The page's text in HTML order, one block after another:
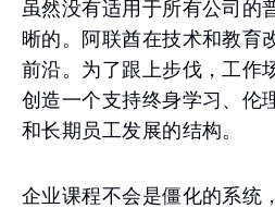
虽然没有适用于所有公司的
晰的。阿联酋在技术和教育
前沿。为了跟上步伐，工作
创造一个支持终身学习、伦
和长期员工发展的结构。
企业课程不会是僵化的系统